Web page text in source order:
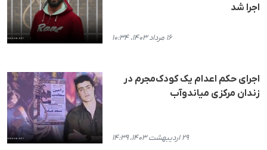
اجرا شد
۱۶ مرداد ۱۴۰۳، ۱۰:۳۴
اجرای حکم اعدام یک کودک‌مجرم در
زندان مرکزی میاندوآب
۲۹ اردیبهشت ۱۴۰۳، ۱۴:۳۹